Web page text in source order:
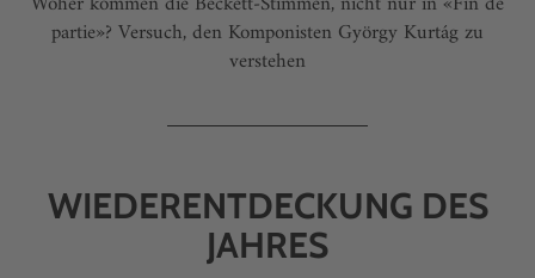
partie»? Versuch, den Komponisten György Kurtág zu
verstehen
WIEDERENTDECKUNG DES
JAHRES